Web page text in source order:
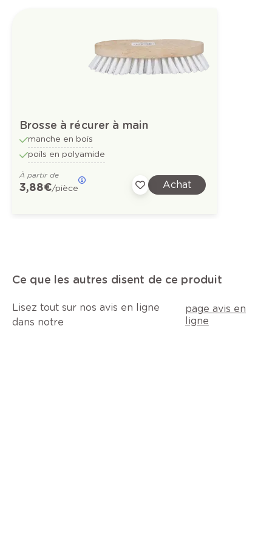
Brosse à récurer à main
manche en bois
poils en polyamide
À partir de
3,88 €/pièce Achat
Ce que les autres disent de ce produit
Lisez tout sur nos avis en ligne
dans notre
page avis en
ligne